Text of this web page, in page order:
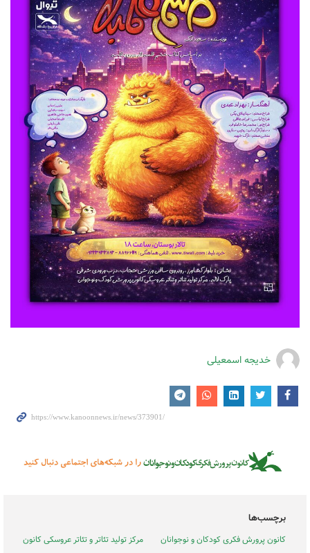
خدیجه اسمعیلی
برچسب‌ها
کانون پرورش فکری کودکان و نوجوانان
مرکز تولید تئاتر و تئاتر عروسکی کانون